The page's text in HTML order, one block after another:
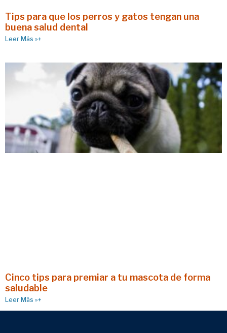
Tips para que los perros y gatos tengan una
buena salud dental
Leer Más »+
Cinco tips para premiar a tu mascota de forma
saludable
Leer Más »+